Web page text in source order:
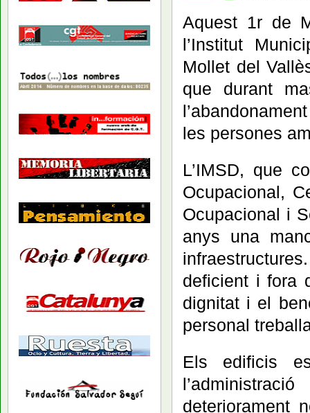
Aquest 1r de
l’Institut
Mollet del
que durant
les persones
L’IMSD, que
Ocupacional,
Ocupacional i
anys una
deficient i fora
dignitat i el
personal
Els edificis
deteriorament